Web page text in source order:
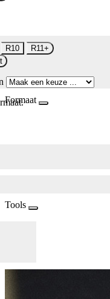
R10
R11+
Formaat
Tools